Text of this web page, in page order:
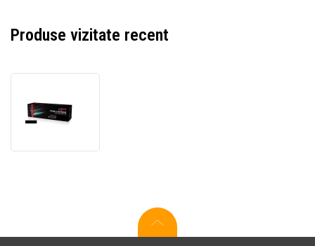
Produse vizitate recent
pentru